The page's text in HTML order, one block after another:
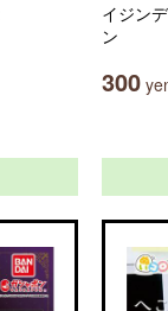
イジン
ン
300